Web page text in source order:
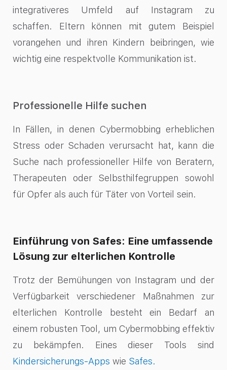
integrativeres Umfeld auf Instagram zu
schaffen. Eltern können mit gutem Beispiel
vorangehen und ihren Kindern beibringen, wie
wichtig eine respektvolle Kommunikation ist.
Professionelle Hilfe suchen
In Fällen, in denen Cybermobbing erheblichen
Stress oder Schaden verursacht hat, kann die
Suche nach professioneller Hilfe von Beratern,
Therapeuten oder Selbsthilfegruppen sowohl
für Opfer als auch für Täter von Vorteil sein.
Einführung von Safes: Eine umfassende
Lösung zur elterlichen Kontrolle
Trotz der Bemühungen von Instagram und der
Verfügbarkeit verschiedener Maßnahmen zur
elterlichen Kontrolle besteht ein Bedarf an
einem robusten Tool, um Cybermobbing effektiv
zu bekämpfen. Eines dieser Tools sind
Kindersicherungs-Apps wie Safes.